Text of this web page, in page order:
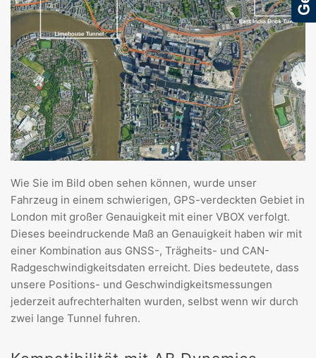
Wie Sie im Bild oben sehen können, wurde unser
Fahrzeug in einem schwierigen, GPS-verdeckten Gebiet in
London mit großer Genauigkeit mit einer VBOX verfolgt.
Dieses beeindruckende Maß an Genauigkeit haben wir mit
einer Kombination aus GNSS-, Trägheits- und CAN-
Radgeschwindigkeitsdaten erreicht. Dies bedeutete, dass
unsere Positions- und Geschwindigkeitsmessungen
jederzeit aufrechterhalten wurden, selbst wenn wir durch
zwei lange Tunnel fuhren.